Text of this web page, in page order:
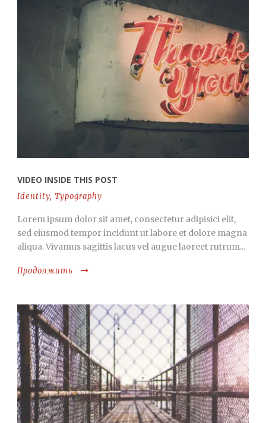
VIDEO INSIDE THIS POST
Identity, Typography
Lorem ipsum dolor sit amet, consectetur adipisici elit,
sed eiusmod tempor incidunt ut labore et dolore magna
aliqua. Vivamus sagittis lacus vel augue laoreet rutrum...
Продолжить